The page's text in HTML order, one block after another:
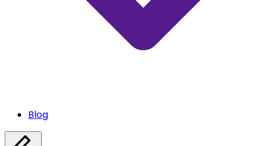
Blog